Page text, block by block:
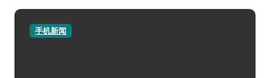
手机新闻